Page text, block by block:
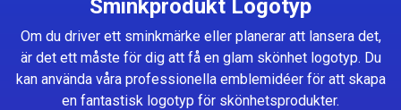
Sminkprodukt Logotyp
Om du driver ett sminkmärke eller planerar att lansera det,
är det ett måste för dig att få en glam skönhet logotyp. Du
kan använda våra professionella emblemidéer för att skapa
en fantastisk logotyp för skönhetsprodukter.